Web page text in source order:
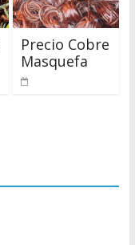
Precio Cobre
Masquefa